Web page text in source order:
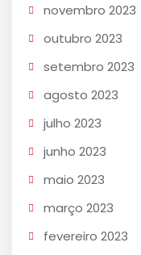
novembro 2023
outubro 2023
setembro 2023
agosto 2023
julho 2023
junho 2023
maio 2023
março 2023
fevereiro 2023